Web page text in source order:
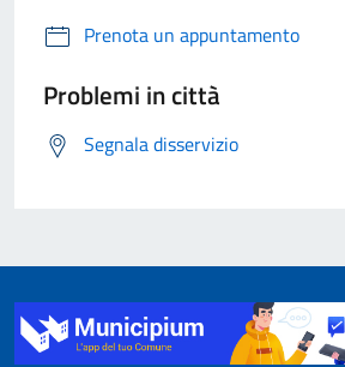
Prenota un appuntamento
Problemi in città
Segnala disservizio